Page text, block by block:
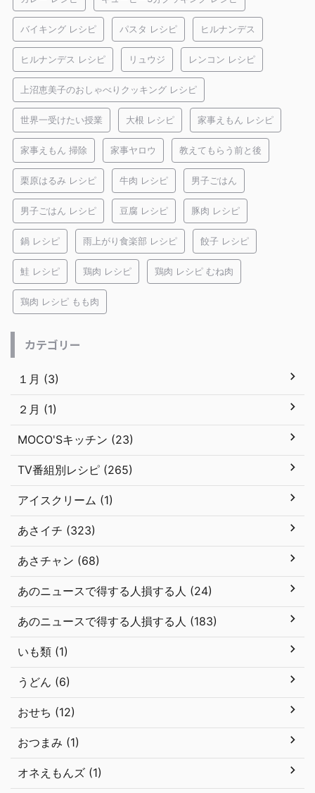
バイキング レシピ パスタ レシピ ヒルナンデス
ヒルナンデス レシピ リュウジ レンコン レシピ
上沼恵美子のおしゃべりクッキング レシピ
世界一受けたい授業 大根 レシピ 家事えもん レシピ
家事えもん 掃除 家事ヤロウ 教えてもらう前と後
栗原はるみ レシピ 牛肉 レシピ 男子ごはん
男子ごはん レシピ 豆腐 レシピ 豚肉 レシピ
鍋 レシピ 雨上がり食楽部 レシピ 餃子 レシピ
鮭 レシピ 鶏肉 レシピ 鶏肉 レシピ むね肉
鶏肉 レシピ もも肉
カテゴリー
１月 (3)
２月 (1)
MOCO'Sキッチン (23)
TV番組別レシピ (265)
アイスクリーム (1)
あさイチ (323)
あさチャン (68)
あのニュースで得する人損する人 (24)
あのニュースで得する人損する人 (183)
いも類 (1)
うどん (6)
おせち (12)
おつまみ (1)
オネえもんズ (1)